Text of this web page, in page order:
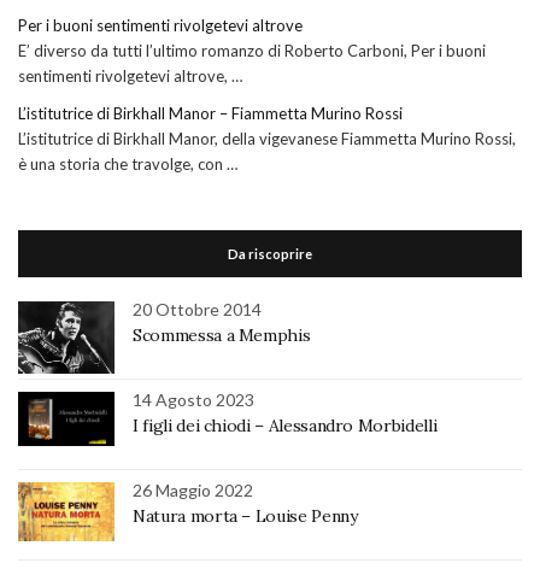
Per i buoni sentimenti rivolgetevi altrove
E’ diverso da tutti l’ultimo romanzo di Roberto Carboni, Per i buoni
sentimenti rivolgetevi altrove, …
L’istitutrice di Birkhall Manor – Fiammetta Murino Rossi
L’istitutrice di Birkhall Manor, della vigevanese Fiammetta Murino Rossi,
è una storia che travolge, con …
Da riscoprire
20 Ottobre 2014
Scommessa a Memphis
14 Agosto 2023
I figli dei chiodi – Alessandro Morbidelli
26 Maggio 2022
Natura morta – Louise Penny